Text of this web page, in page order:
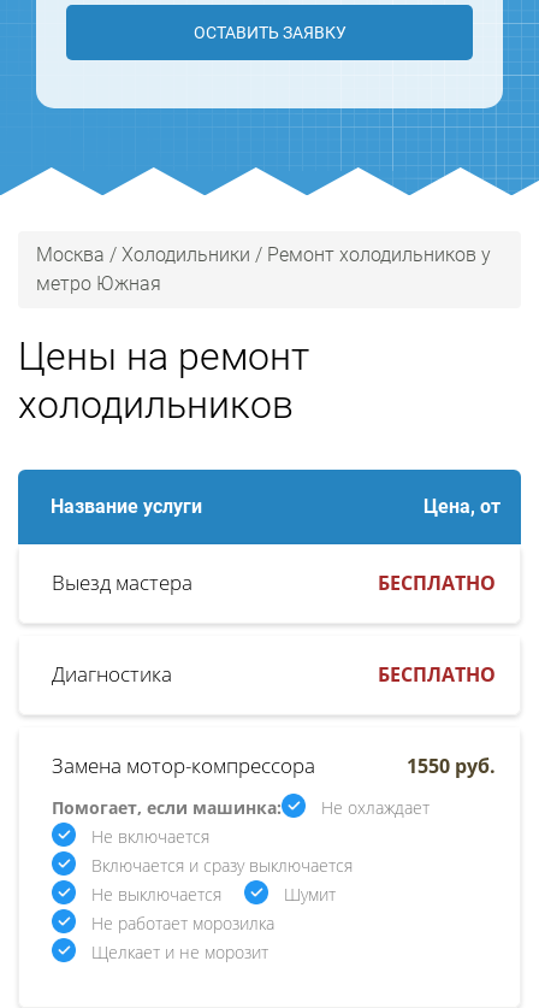
ОСТАВИТЬ ЗАЯВКУ
Москва / Холодильники / Ремонт холодильников у
метро Южная
Цены на ремонт
холодильников
Название услуги Цена, от
Выезд мастера БЕСПЛАТНО
Диагностика БЕСПЛАТНО
Замена мотор-компрессора
Помогает, если машинка:
Не охлаждает
Не включается
Включается и сразу выключается
Не выключается
Шумит
Не работает морозилка
Щелкает и не морозит
1550 руб.